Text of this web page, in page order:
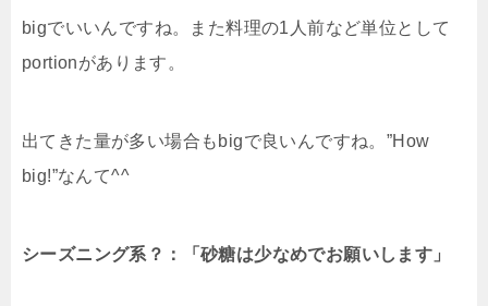
bigでいいんですね。また料理の1人前など単位として
portionがあります。
出てきた量が多い場合もbigで良いんですね。”How
big!”なんて^^
シーズニング系？：「砂糖は少なめでお願いします」